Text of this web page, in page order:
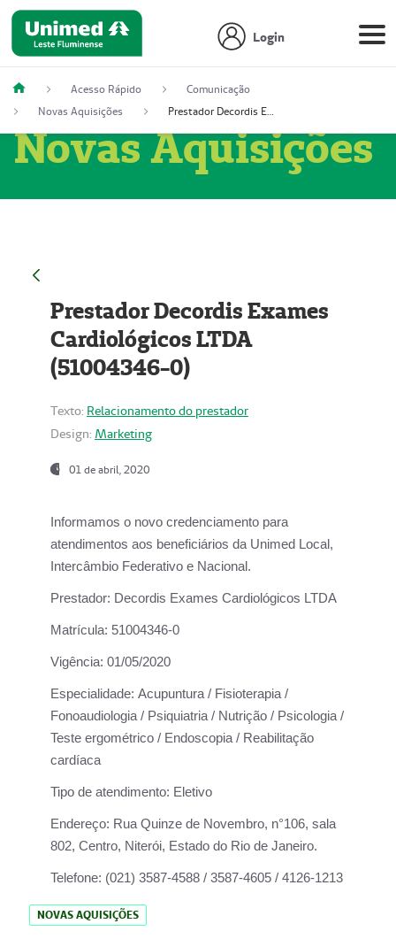
Login
Acesso Rápido
Comunicação
Novas Aquisições
Prestador Decordis Exames Cardiológicos LTDA (51004346-0)
Novas Aquisições
Prestador Decordis Exames
Cardiológicos LTDA
(51004346-0)
Texto: Relacionamento do prestador
Design: Marketing
01 de abril, 2020
Informamos o novo credenciamento para
atendimentos aos beneficiários da Unimed Local,
Intercâmbio Federativo e Nacional.
Prestador: Decordis Exames Cardiológicos LTDA
Matrícula: 51004346-0
Vigência: 01/05/2020
Especialidade: Acupuntura / Fisioterapia /
Fonoaudiologia / Psiquiatria / Nutrição / Psicologia /
Teste ergométrico / Endoscopia / Reabilitação
cardíaca
Tipo de atendimento: Eletivo
Endereço: Rua Quinze de Novembro, n°106, sala
802, Centro, Niterói, Estado do Rio de Janeiro.
Telefone: (021) 3587-4588 / 3587-4605 / 4126-1213
NOVAS AQUISIÇÕES